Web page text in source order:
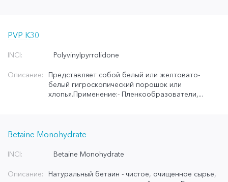
PVP K30
INCI: Polyvinylpyrrolidone
Описание:
Представляет собой белый или желтовато-
белый гигроскопический порошок или
хлопья.Применение:- Пленкообразователи,...
Betaine Monohydrate
INCI: Betaine Monohydrate
Описание:
Натуральный бетаин - чистое, очищенное сырье,